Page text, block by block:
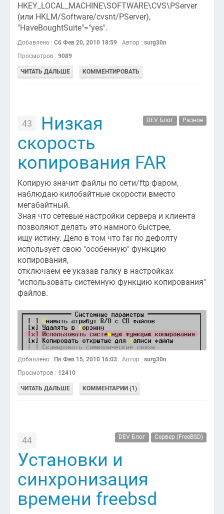
HKEY_LOCAL_MACHINE\SOFTWARE\CVS\PServer
(или HKLM/Software/cvsnt/PServer),
"HaveBoughtSuite"="yes".
Добавлено : Сб Фев 20, 2010 18:59 Автор : surg30n
Просмотров : 9089
ЧИТАТЬ ДАЛЬШЕ КОММЕНТИРОВАТЬ
DEV Блог Разное
43
Низкая
скорость
копирования FAR
Копирую значит файлы по сети/ftp фаром,
наблюдаю килобайтные скорости вместо
мегабайтный.
Зная что сетевые настройки сервера и клиента
позволяют делать это намного быстрее,
ищу истину. Дело в том что far по дефолту
использует свою "особенную" функцию
копирования,
отключаем ее указав галку в настройках
"использовать системную функцию копирования"
файлов.
Добавлено : Пн Фев 15, 2010 16:03 Автор : surg30n
Просмотров : 12410
ЧИТАТЬ ДАЛЬШЕ КОММЕНТАРИИ (1)
DEV Блог Сервер (FreeBSD)
44
Установки и
синхронизация
времени freebsd